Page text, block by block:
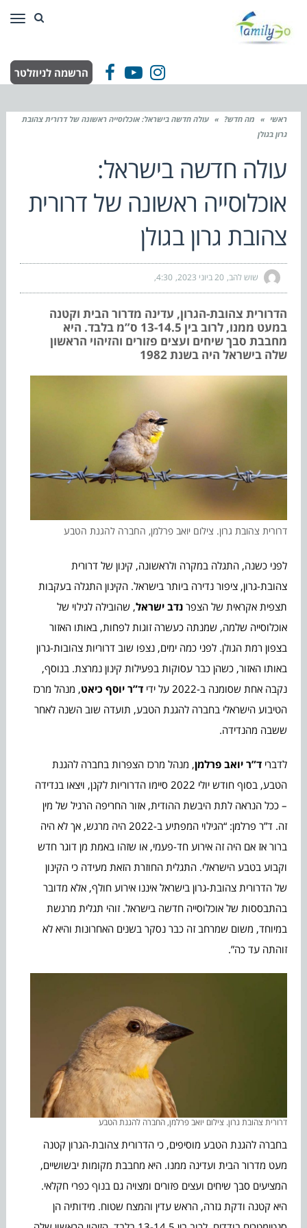
Facebook
YouTube
Instagram הרשמה לניוזלטר
ראשי » מה חדש? » עולה חדשה בישראל: אוכלוסייה ראשונה של דרורית צהובת
גרון בגולן
עולה חדשה בישראל:
אוכלוסייה ראשונה של דרורית
צהובת גרון בגולן
שוש להב 20 ביוני 2023 4:30
הדרורית צהובת-הגרון, עדינה מדרור הבית וקטנה
במעט ממנו, לרוב בין 13-14.5 ס”מ בלבד. היא
מחבבת סבך שיחים ועצים פזורים והזיהוי הראשון
שלה בישראל היה בשנת 1982
דרורית צהובת גרון. צילום יואב פרלמן, החברה להגנת הטבע
לפני כשנה, התגלה במקרה ולראשונה, קינון של דרורית
צהובת-גרון, ציפור נדירה ביותר בישראל. הקינון התגלה בעקבות
תצפית אקראית של הצפרנדב ישראל, שהובילה לגילוי של
אוכלוסייה שלמה, שמנתה כעשרה זוגות לפחות, באותו האזור
בצפון רמת הגולן. לפני כמה ימים, נצפו שוב דרוריות צהובות-גרון
באותו האזור, כשהן כבר עסוקות בפעילות קינון נמרצת. בנוסף,
נקבה אחת שסומנה ב-2022 על ידי
ד”ר יוסף כיאט, מנהל מרכז
הטיבוע הישראלי בחברה להגנת הטבע, תועדה שוב השנה לאחר
ששבה מהנדידה.
לדבריד”ר יואב פרלמן, מנהל מרכז הצפרות בחברה להגנת
הטבע, בסוף חודש יולי 2022 סיימו הדרוריות לקנן, ויצאו בנדידה
– ככל הנראה לתת היבשת ההודית, אזור החריפה הרגיל של מין
זה. ד”ר פרלמן: “הגילוי המפתיע ב-2022 היה מרגש, אך לא היה
ברור אז אם היה זה אירוע חד-פעמי, או שזהו באמת מן דוגר חדש
וקבוע בטבע הישראלי. התגלית החוזרת הזאת מעידה כי הקינון
של הדרורית צהובת-גרון בישראל איננו אירוע חולף, אלא מדובר
בהתבססות של אוכלוסייה חדשה בישראל. זוהי תגלית מרגשת
במיוחד, משום שמרחב זה כבר נסקר בשנים האחרונות והיא לא
זוהתה עד כה”.
דרורית צהובת גרון. צילום יואב פרלמן, החברה להגנת הטבע
בחברה להגנת הטבע מוסיפים, כי הדרורית צהובת-הגרון קטנה
מעט מדרור הבית ועדינה ממנו. היא מחבבת מקומות יבשושיים,
המציעים סבך שיחים ועצים פזורים ומצויה גם בנוף כפרי חקלאי.
היא קטנה ודקת גזרה, הראש עדין והמצח שטוח. מידותיה הן